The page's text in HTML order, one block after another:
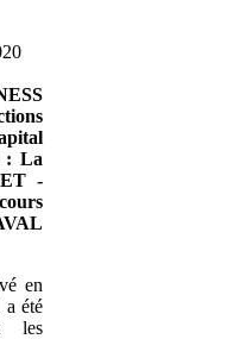
: La
-
en
été
les